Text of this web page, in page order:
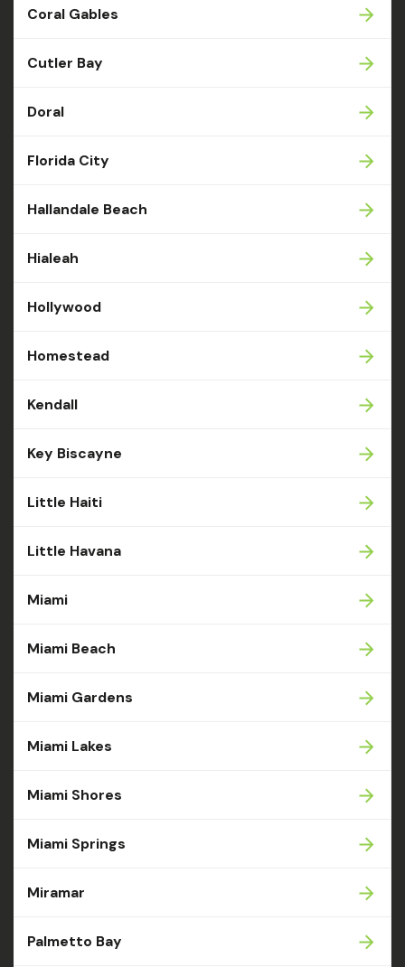
Coral Gables
Cutler Bay
Doral
Florida City
Hallandale Beach
Hialeah
Hollywood
Homestead
Kendall
Key Biscayne
Little Haiti
Little Havana
Miami
Miami Beach
Miami Gardens
Miami Lakes
Miami Shores
Miami Springs
Miramar
Palmetto Bay